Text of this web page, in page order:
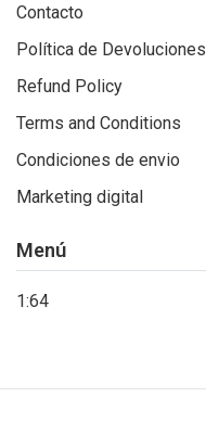
Contacto
Política de Devoluciones
Refund Policy
Terms and Conditions
Condiciones de envio
Marketing digital
Menú
1:64